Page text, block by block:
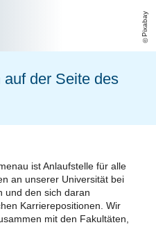
Pixabay
der Seite des
ist Anlaufstelle für alle
an unserer Universität bei
und den sich daran
Karrierepositionen. Wir
mit den Fakultäten,